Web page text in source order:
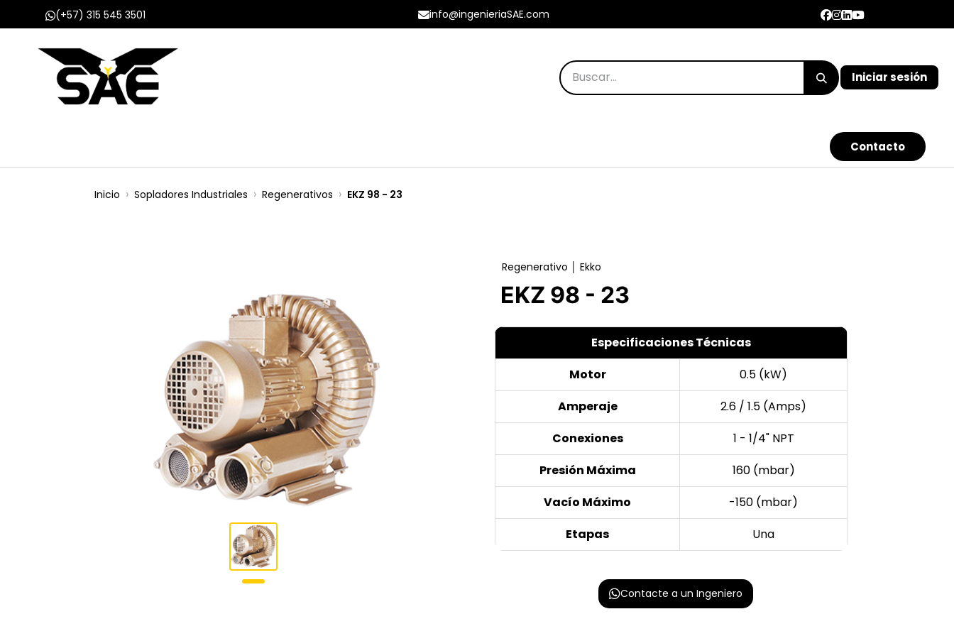
(+57) 315 545 3501 info@ingenieriaSAE.com
Iniciar sesión
Con​​​​​​tacto
Inicio Sopladores Industriales Regenerativos EKZ 98 - 23
Regenerativo │ Ekko
EKZ 98 - 23
Especificaciones Técnicas
Motor
0.5 (kW)
Amperaje
2.6 / 1.5 (Amps)
Conexiones
1 - 1/4" NPT
Presión Máxima
160 (mbar)
Vacío Máximo
-150 (mbar)
Etapas
Una
Contacte a un Ingeniero